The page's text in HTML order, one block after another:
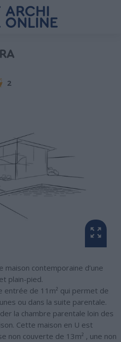
2
maison contemporaine d’une
plain-pied.
entrée de 11m² qui permet de
ou dans la suite parentale.
la chambre parentale loin des
Cette maison en U est
non couverte de 13m² , une non